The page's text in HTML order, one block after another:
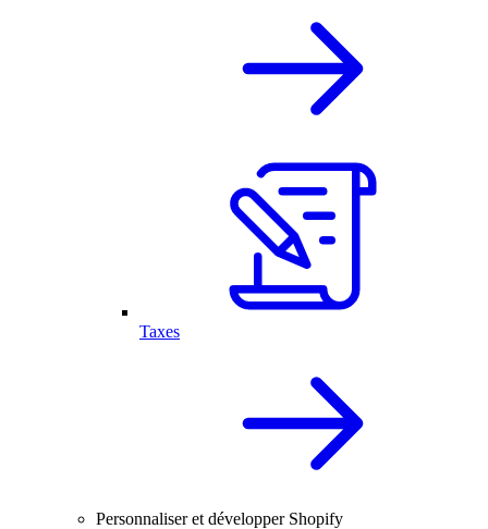
Taxes
Personnaliser et développer Shopify